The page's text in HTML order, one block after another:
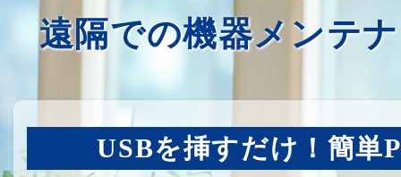
遠隔での機器メンテ
USBを挿すだけ！簡単